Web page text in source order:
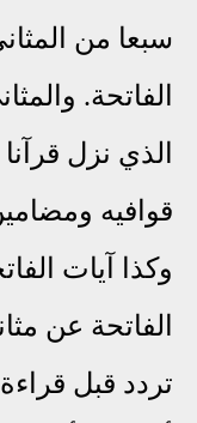
سبعا من
الفاتحة.
الذي نزل
قوافيه
وكذا آيات
الفاتحة عن
تردد قبل